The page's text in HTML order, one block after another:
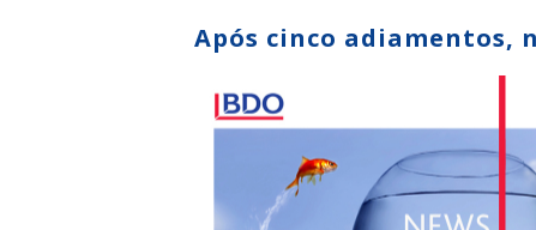
Após cinco adiamentos,